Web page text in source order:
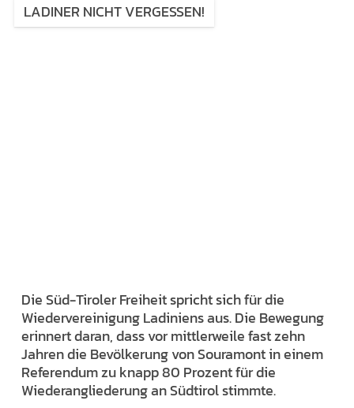
LADINER NICHT VERGESSEN!
Die Süd-Tiroler Freiheit spricht sich für die
Wiedervereinigung Ladiniens aus. Die Bewegung
erinnert daran, dass vor mittlerweile fast zehn
Jahren die Bevölkerung von Souramont in einem
Referendum zu knapp 80 Prozent für die
Wiederangliederung an Südtirol stimmte.